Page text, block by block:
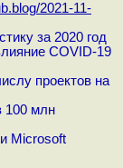
2021-11-
за 2020 год
COVID-19
проектов на
100 млн
Microsoft